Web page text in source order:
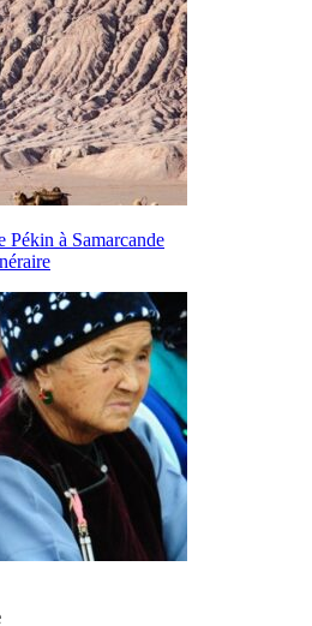
Pékin à Samarcande